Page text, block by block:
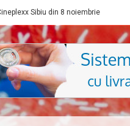
din 8 noiembrie Ce